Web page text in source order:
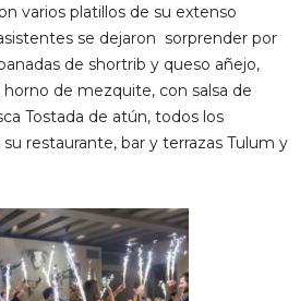
varios platillos de su extenso
se dejaron sorprender por
de shortrib y queso añejo,
horno de mezquite, con salsa de
Tostada de atún, todos los
restaurante, bar y terrazas Tulum y